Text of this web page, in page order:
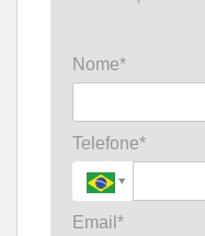
Nome*
Telefone*
Email*